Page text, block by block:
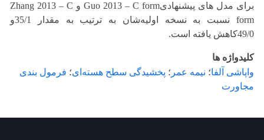
برای مدل های پیشنهادیGuo 2013 – C form و Zhang 2013 – C
form نسبت به نسخه اولیه‌‍‌شان به ترتیب به مقدار 35/1و
49/0کاهش یافته است.
کلیدواژه ها
واپاشی آلفا؛ نیمه عمر ؛ پخشیدگی سطح هسته‌ای؛ فرمول بندی
مجاورت